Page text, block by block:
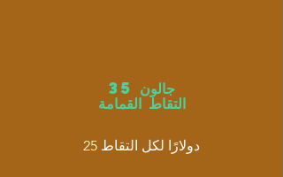
35 جالون
التقاط القمامة
25 دولارًا لكل التقاط